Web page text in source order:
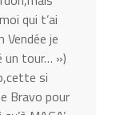
qui t’ai
Vendée je
un tour… »)
si
Bravo pour